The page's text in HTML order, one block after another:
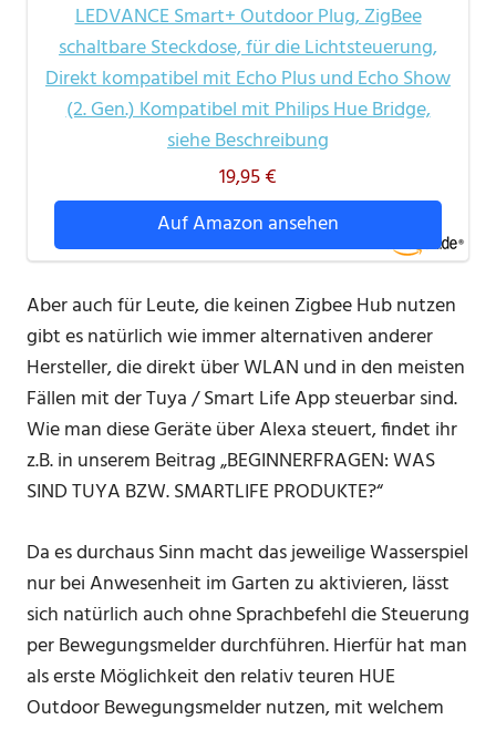
LEDVANCE Smart+ Outdoor Plug, ZigBee
schaltbare Steckdose, für die Lichtsteuerung,
Direkt kompatibel mit Echo Plus und Echo Show
(2. Gen.) Kompatibel mit Philips Hue Bridge,
siehe Beschreibung
19,95 €
Auf Amazon ansehen
Aber auch für Leute, die keinen Zigbee Hub nutzen
gibt es natürlich wie immer alternativen anderer
Hersteller, die direkt über WLAN und in den meisten
Fällen mit der Tuya / Smart Life App steuerbar sind.
Wie man diese Geräte über Alexa steuert, findet ihr
z.B. in unserem Beitrag „BEGINNERFRAGEN: WAS
SIND TUYA BZW. SMARTLIFE PRODUKTE?“
Da es durchaus Sinn macht das jeweilige Wasserspiel
nur bei Anwesenheit im Garten zu aktivieren, lässt
sich natürlich auch ohne Sprachbefehl die Steuerung
per Bewegungsmelder durchführen. Hierfür hat man
als erste Möglichkeit den relativ teuren HUE
Outdoor Bewegungsmelder nutzen, mit welchem